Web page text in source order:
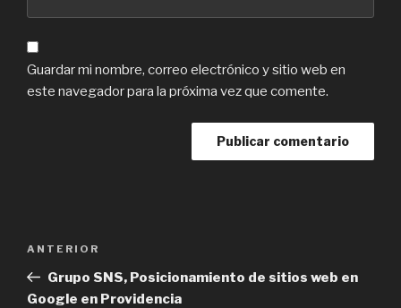
Guardar mi nombre, correo electrónico y sitio web en
este navegador para la próxima vez que comente.
entradas
Previous
Post
ANTERIOR
Grupo SNS, Posicionamiento de sitios web en
Google en Providencia